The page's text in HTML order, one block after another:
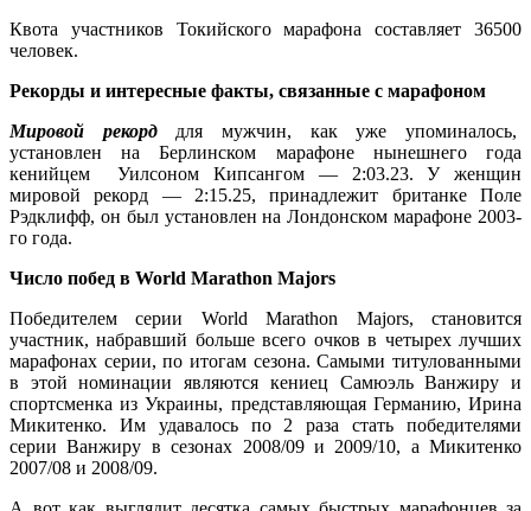
Квота участников Токийского марафона составляет 36500
человек.
Рекорды и интересные факты, связанные с марафоном
Мировой рекорд
для мужчин, как уже упоминалось,
установлен на Берлинском марафоне нынешнего года
кенийцем Уилсоном Кипсангом — 2:03.23. У женщин
мировой рекорд — 2:15.25, принадлежит британке Поле
Рэдклифф, он был установлен на Лондонском марафоне 2003-
го года.
Число побед в World Marathon Majors
Победителем серии World Marathon Majors, становится
участник, набравший больше всего очков в четырех лучших
марафонах серии, по итогам сезона. Самыми титулованными
в этой номинации являются кениец Самюэль Ванжиру и
спортсменка из Украины, представляющая Германию, Ирина
Микитенко. Им удавалось по 2 раза стать победителями
серии Ванжиру в сезонах 2008/09 и 2009/10, а Микитенко
2007/08 и 2008/09.